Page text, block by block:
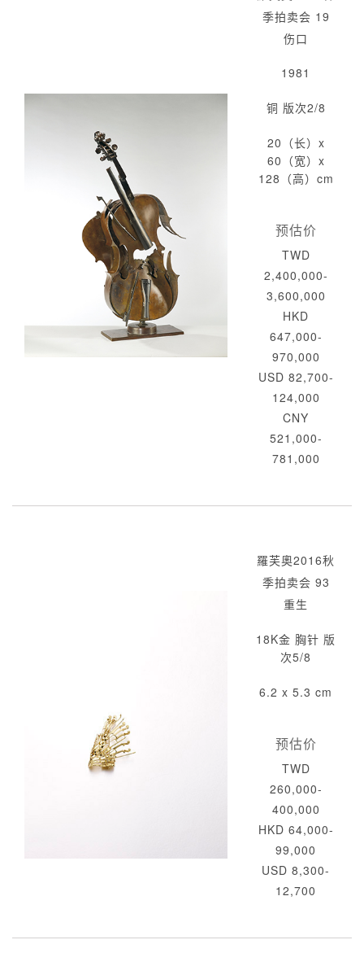
季拍卖会 19
伤口
1981
铜 版次2/8
20（长）x
60（宽）x
128（高）cm
预估价
TWD
2,400,000-
3,600,000
HKD
647,000-
970,000
USD 82,700-
124,000
CNY
521,000-
781,000
羅芙奧2016秋
季拍卖会 93
重生
18K金 胸针 版
次5/8
6.2 x 5.3 cm
预估价
TWD
260,000-
400,000
HKD 64,000-
99,000
USD 8,300-
12,700